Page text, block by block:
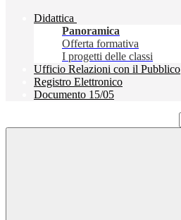
Didattica
Panoramica
Offerta formativa
I progetti delle classi
Ufficio Relazioni con il Pubblico
Registro Elettronico
Documento 15/05